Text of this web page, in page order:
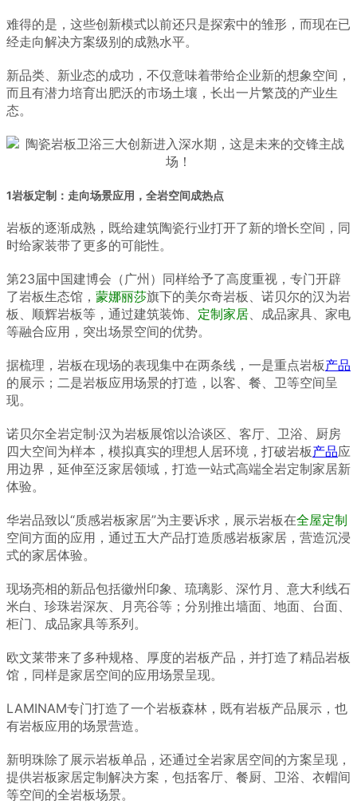
难得的是，这些创新模式以前还只是探索中的雏形，而现在已
经走向解决方案级别的成熟水平。
新品类、新业态的成功，不仅意味着带给企业新的想象空间，
而且有潜力培育出肥沃的市场土壤，长出一片繁茂的产业生
态。
1岩板定制：走向场景应用，全岩空间成热点
岩板的逐渐成熟，既给建筑陶瓷行业打开了新的增长空间，同
时给家装带了更多的可能性。
第23届中国建博会（广州）同样给予了高度重视，专门开辟
了岩板生态馆， 蒙娜丽莎旗下的美尔奇岩板、诺贝尔的汉为岩
板、顺辉岩板等，通过建筑装饰、 定制家居、成品家具、家电
等融合应用，突出场景空间的优势。
据梳理，岩板在现场的表现集中在两条线，一是重点岩板产品
的展示；二是岩板应用场景的打造，以客、餐、卫等空间呈
现。
诺贝尔全岩定制·汉为岩板展馆以洽谈区、客厅、卫浴、厨房
四大空间为样本，模拟真实的理想人居环境，打破岩板产品应
用边界，延伸至泛家居领域，打造一站式高端全岩定制家居新
体验。
华岩品致以“质感岩板家居”为主要诉求，展示岩板在全屋定制
空间方面的应用，通过五大产品打造质感岩板家居，营造沉浸
式的家居体验。
现场亮相的新品包括徽州印象、琉璃影、深竹月、意大利线石
米白、珍珠岩深灰、月亮谷等；分别推出墙面、地面、台面、
柜门、成品家具等系列。
欧文莱带来了多种规格、厚度的岩板产品，并打造了精品岩板
馆，同样是家居空间的应用场景呈现。
LAMINAM专门打造了一个岩板森林，既有岩板产品展示，也
有岩板应用的场景营造。
新明珠除了展示岩板单品，还通过全岩家居空间的方案呈现，
提供岩板家居定制解决方案，包括客厅、餐厨、卫浴、衣帽间
等空间的全岩板场景。